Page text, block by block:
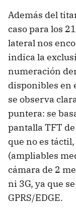
Además del
caso para los
lateral nos
indica la
numeración
disponibles en
se observa
puntera: se
pantalla TFT
que no es
(ampliables
cámara de 2
ni 3G, ya que
GPRS/EDGE.